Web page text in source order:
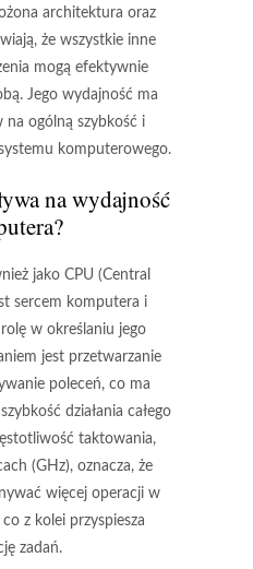
architektura oraz
że wszystkie inne
mogą efektywnie
Jego wydajność ma
na ogólną szybkość i
komputerowego.
na wydajność
jako CPU (Central
sercem komputera i
w określaniu jego
jest przetwarzanie
poleceń, co ma
działania całego
taktowania,
(GHz), oznacza, że
więcej operacji w
z kolei przyspiesza
zadań.